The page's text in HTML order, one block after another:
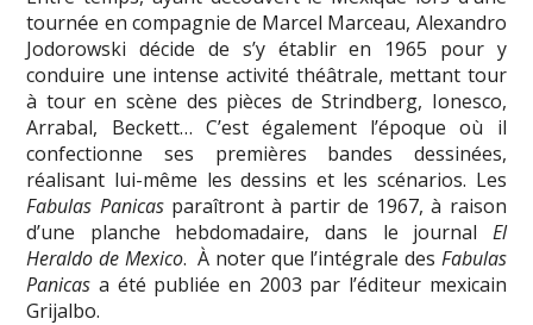
tournée en compagnie de Marcel Marceau, Alexandro
Jodorowski décide de s’y établir en 1965 pour y
conduire une intense activité théâtrale, mettant tour
à tour en scène des pièces de Strindberg, Ionesco,
Arrabal, Beckett… C’est également l’époque où il
confectionne ses premières bandes dessinées,
réalisant lui-même les dessins et les scénarios. Les
Fabulas Panicasparaîtront à partir de 1967, à raison
d’une planche hebdomadaire, dans le journal El
Heraldo de Mexico. À noter que l’intégrale des Fabulas
Panicas a été publiée en 2003 par l’éditeur mexicain
Grijalbo.